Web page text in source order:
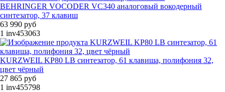
BEHRINGER VOCODER VC340 аналоговый вокодерный
синтезатор, 37 клавиш
63 990 руб
1 inv453063
KURZWEIL KP80 LB синтезатор, 61 клавиша, полифония 32,
цвет чёрный
27 865 руб
1 inv455798